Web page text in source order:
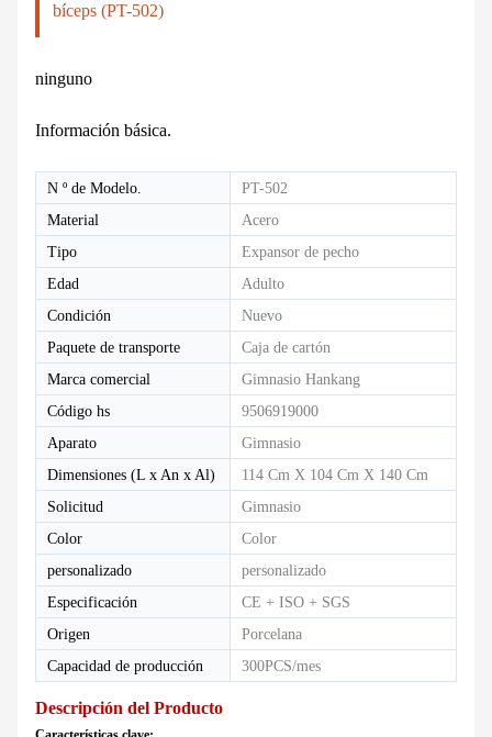
bíceps (PT-502)
ninguno
Información básica.
N º de Modelo.
PT-502
Material
Acero
Tipo
Expansor de pecho
Edad
Adulto
Condición
Nuevo
Paquete de transporte
Caja de cartón
Marca comercial
Gimnasio Hankang
Código hs
9506919000
Aparato
Gimnasio
Dimensiones (L x An x Al)
114 Cm X 104 Cm X 140 Cm
Solicitud
Gimnasio
Color
Color
personalizado
personalizado
Especificación
CE + ISO + SGS
Origen
Porcelana
Capacidad de producción
300PCS/mes
Descripción del Producto